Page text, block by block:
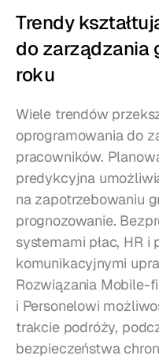
Trendy
do zarządzania
roku
Wiele trendów
oprogramowania do
pracowników.
predykcyjna
na zapotrzebowaniu
prognozowanie.
systemami płac, HR i
komunikacyjnymi
Rozwiązania Mobile-
i Personelowi
trakcie podróży,
bezpieczeństwa